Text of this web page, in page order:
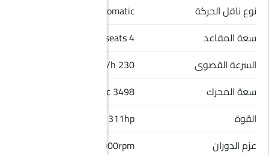
نوع ناقل الحركة
Automatic
سعة المقاعد
4 seats
السرعة القصوى
230 Km/h
سعة المحرك
3498 cc
القوة
311hp
عزم الدوران
380Nm@4800-4900rpm